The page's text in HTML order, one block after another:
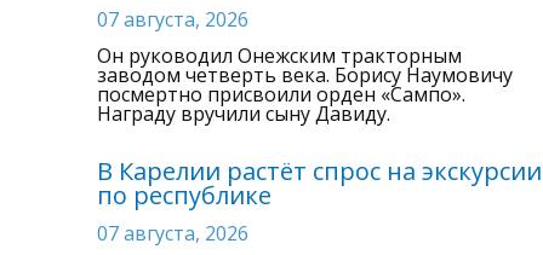
07 августа, 2026
Он руководил Онежским тракторным
заводом четверть века. Борису Наумовичу
посмертно присвоили орден «Сампо».
Награду вручили сыну Давиду.
В Карелии растёт спрос на экскурсии
по республике
07 августа, 2026